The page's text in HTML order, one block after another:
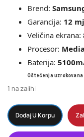
Brend:
Garancija: 12
Veličina ekrana:
Procesor:
Baterija:
Oštećenja
1 na zalihi
Dodaj U Korpu